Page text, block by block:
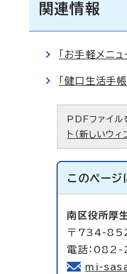
関連情報
「お手軽メニ
「健口生活手
PDFファイル
ト（新しいウィ
このページ
南区役所厚
〒734-
電話：
mi-